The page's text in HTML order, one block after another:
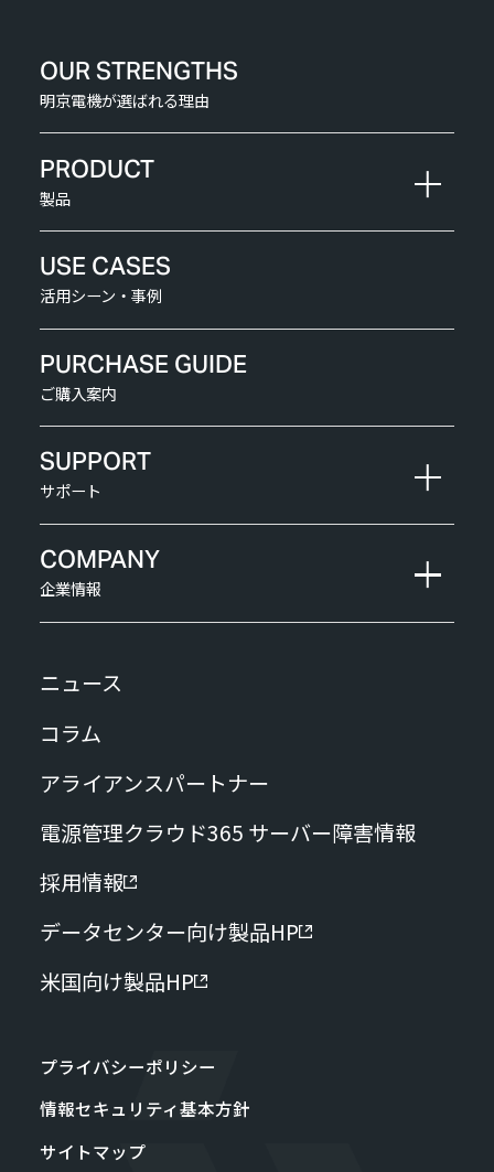
OUR STRENGTHS
明京電機が選ばれる理由
PRODUCT
製品
USE CASES
活用シーン・事例
PURCHASE GUIDE
ご購入案内
SUPPORT
サポート
COMPANY
企業情報
ニュース
コラム
アライアンスパートナー
電源管理クラウド365 サーバー障害情報
採用情報
データセンター向け製品HP
米国向け製品HP
プライバシーポリシー
情報セキュリティ基本方針
サイトマップ